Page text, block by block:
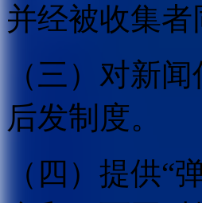
并经被收集者
（三）对新
后发制度。
（四）提供“